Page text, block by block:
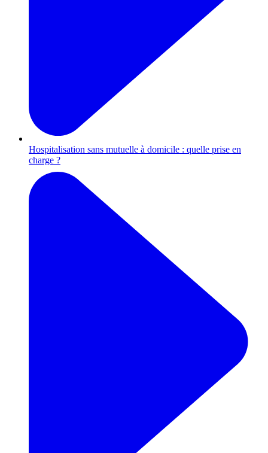
Hospitalisation sans mutuelle à domicile : quelle prise en
charge ?